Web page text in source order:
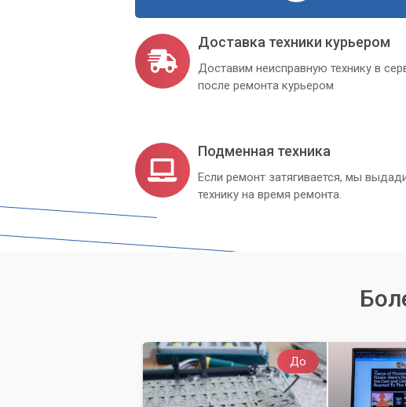
Доставка техники курьером
Доставим неисправную технику в
после ремонта курьером
Подменная техника
Если ремонт затягивается, мы
технику на время ремонта.
До